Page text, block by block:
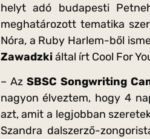
helyt adó budapesti
meghatározott tematika
Nóra, a Ruby Harlem-ből
Zawadzkiáltal írt Cool For
– Az SBSC Songwriting
nagyon élveztem, hogy 4
azt, amit a legjobban
Szandra dalszerző-